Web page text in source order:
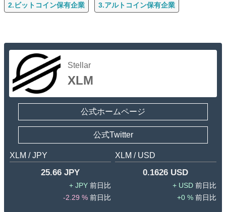
2.ビットコイン保有企業 3.アルトコイン保有企業
Stellar
XLM
公式ホームページ
公式Twitter
XLM / JPY
25.66 JPY
JPY
-2.29 %
XLM / USD
0.1626 USD
USD
0 %